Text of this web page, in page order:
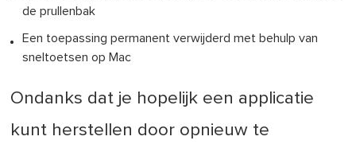
de prullenbak
Een toepassing permanent verwijderd met behulp van
sneltoetsen op Mac
Ondanks dat je hopelijk een applicatie
kunt herstellen door opnieuw te